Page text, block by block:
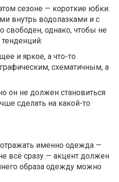
сезоне — короткие юбки.
внутрь водолазками и с
однако, чтобы не
и яркое, а что-то
схематичным, а
он не должен становиться
сделать на какой-то
именно одежда —
всё сразу — акцент должен
образа одежду можно